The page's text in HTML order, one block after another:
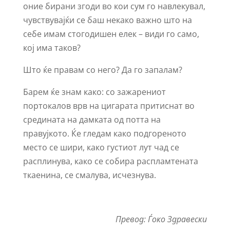
оние бирани згоди во кои сум го навлекувал,
чувствувајќи се баш некако важно што на
себе имам стогодишен елек – види го само,
кој има таков?
Што ќе правам со него? Да го запалам?
Барем ќе знам како: со зажарениот
портокалов врв на цигарата притиснат во
средината на дамката од потта на
правујкото. Ќе гледам како подгореното
место се шири, како густиот лут чад се
расплинува, како се собира распламтената
ткаенина, се смалува, исчезнува.
Превод: Ѓоко Здравески